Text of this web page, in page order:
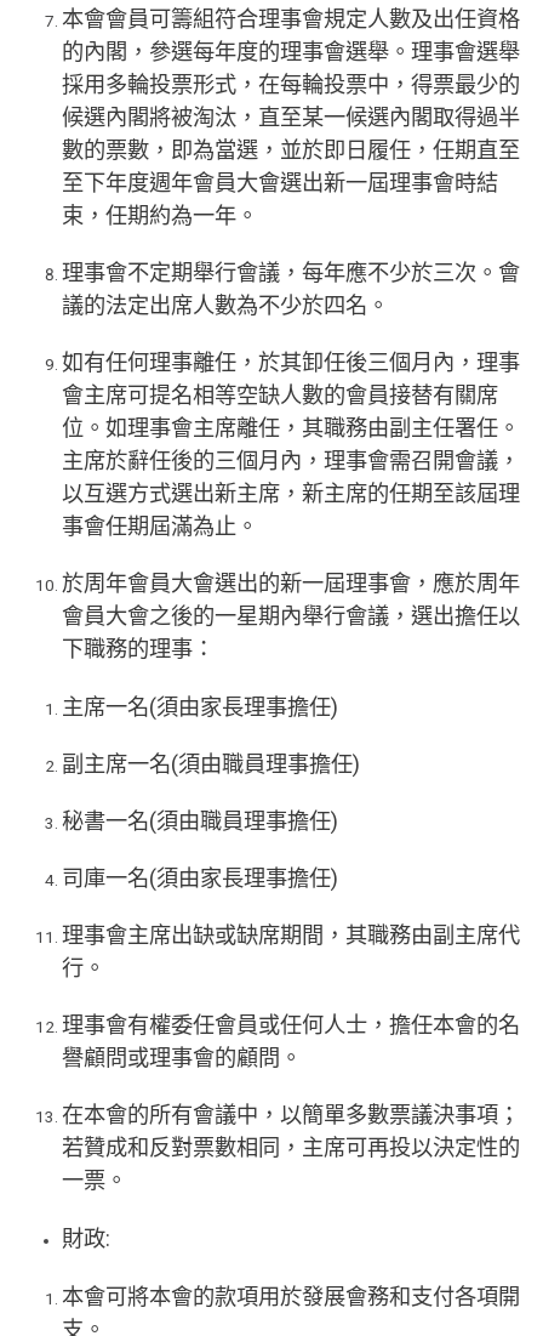
本會會員可籌組符合理事會規定人數及出任資格
的內閣，參選每年度的理事會選舉。理事會選舉
採用多輪投票形式，在每輪投票中，得票最少的
候選內閣將被淘汰，直至某一候選內閣取得過半
數的票數，即為當選，並於即日履任，任期直至
至下年度週年會員大會選出新一屆理事會時結
束，任期約為一年。
理事會不定期舉行會議，每年應不少於三次。會
議的法定出席人數為不少於四名。
如有任何理事離任，於其卸任後三個月內，理事
會主席可提名相等空缺人數的會員接替有關席
位。如理事會主席離任，其職務由副主任署任。
主席於辭任後的三個月內，理事會需召開會議，
以互選方式選出新主席，新主席的任期至該屆理
事會任期屆滿為止。
於周年會員大會選出的新一屆理事會，應於周年
會員大會之後的一星期內舉行會議，選出擔任以
下職務的理事：
主席一名(須由家長理事擔任)
副主席一名(須由職員理事擔任)
秘書一名(須由職員理事擔任)
司庫一名(須由家長理事擔任)
理事會主席出缺或缺席期間，其職務由副主席代
行。
理事會有權委任會員或任何人士，擔任本會的名
譽顧問或理事會的顧問。
在本會的所有會議中，以簡單多數票議決事項；
若贊成和反對票數相同，主席可再投以決定性的
一票。
財政:
本會可將本會的款項用於發展會務和支付各項開
支。